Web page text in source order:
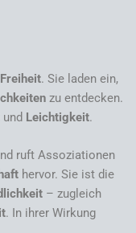
Freiheit. Sie laden ein,
zu entdecken.
und Leichtigkeit.
ruft Assoziationen
hervor. Sie ist die
– zugleich
. In ihrer Wirkung